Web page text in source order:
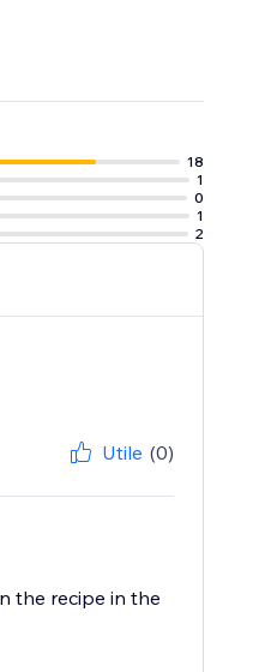
18
1
0
1
2
Utile (0)
the recipe in the